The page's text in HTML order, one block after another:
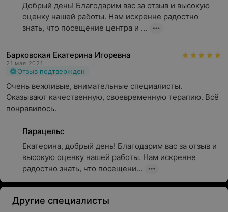
Добрый день! Благодарим вас за отзыв и высокую
оценку нашей работы. Нам искренне радостно
знать, что посещение центра и ...
Барковская Екатерина Игоревна
21 мая 2021
Отзыв подтвержден
Очень вежливые, внимательные специалисты.
Оказывают качественную, своевременную терапию. Всё
понравилось.
Парацельс
Екатерина, добрый день! Благодарим вас за отзыв и
высокую оценку нашей работы. Нам искренне
радостно знать, что посещени...
Другие специалисты